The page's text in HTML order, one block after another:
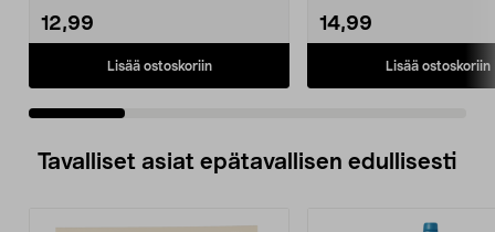
12,99
Lisää ostoskoriin
14,99
Lisää ostoskoriin
Tavalliset asiat epätavallisen edullisesti